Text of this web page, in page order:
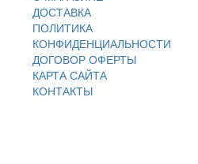
ДОСТАВКА
ПОЛИТИКА
КОНФИДЕНЦИАЛЬНОСТИ
ДОГОВОР ОФЕРТЫ
КАРТА САЙТА
КОНТАКТЫ